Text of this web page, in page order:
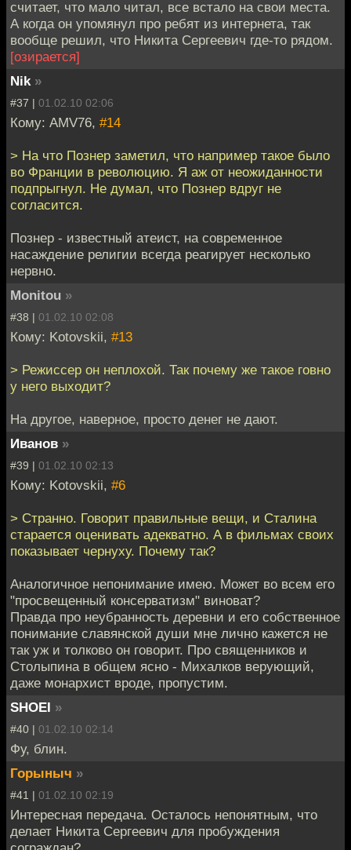
считает, что мало читал, все встало на свои места.
А когда он упомянул про ребят из интернета, так
вообще решил, что Никита Сергеевич где-то рядом.
[озирается]
Nik »
#37 | 01.02.10 02:06
Кому: AMV76, #14
> На что Познер заметил, что например такое было
во Франции в революцию. Я аж от неожиданности
подпрыгнул. Не думал, что Познер вдруг не
согласится.
Познер - известный атеист, на современное
насаждение религии всегда реагирует несколько
нервно.
Monitou »
#38 | 01.02.10 02:08
Кому: Kotovskii, #13
> Режиссер он неплохой. Так почему же такое говно
у него выходит?
На другое, наверное, просто денег не дают.
Иванов »
#39 | 01.02.10 02:13
Кому: Kotovskii, #6
> Странно. Говорит правильные вещи, и Сталина
старается оценивать адекватно. А в фильмах своих
показывает чернуху. Почему так?
Аналогичное непонимание имею. Может во всем его
"просвещенный консерватизм" виноват?
Правда про неубранность деревни и его собственное
понимание славянской души мне лично кажется не
так уж и толково он говорит. Про священников и
Столыпина в общем ясно - Михалков верующий,
даже монархист вроде, пропустим.
SHOEI »
#40 | 01.02.10 02:14
Фу, блин.
Горыныч »
#41 | 01.02.10 02:19
Интересная передача. Осталось непонятным, что
делает Никита Сергеевич для пробуждения